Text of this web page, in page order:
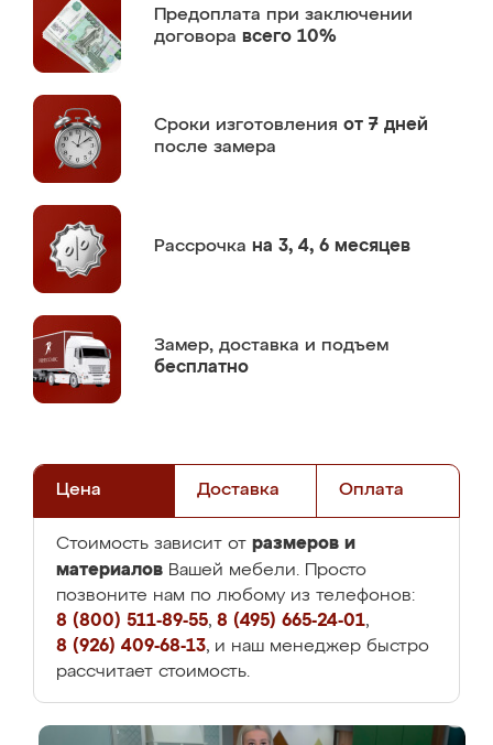
Предоплата при заключении
договора всего 10%
Сроки изготовления от 7 дней
после замера
Рассрочка на 3, 4, 6 месяцев
Замер, доставка и подъем
бесплатно
Цена Доставка Оплата
Стоимость зависит от размеров и
материалов Вашей мебели. Просто
позвоните нам по любому из телефонов:
8 (800) 511-89-55, 8 (495) 665-24-01,
8 (926) 409-68-13, и наш менеджер быстро
рассчитает стоимость.